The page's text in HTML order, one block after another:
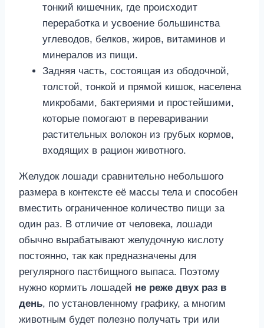
тонкий кишечник, где происходит
переработка и усвоение большинства
углеводов, белков, жиров, витаминов и
минералов из пищи.
Задняя часть, состоящая из ободочной,
толстой, тонкой и прямой кишок, населена
микробами, бактериями и простейшими,
которые помогают в переваривании
растительных волокон из грубых кормов,
входящих в рацион животного.
Желудок лошади сравнительно небольшого
размера в контексте её массы тела и способен
вместить ограниченное количество пищи за
один раз. В отличие от человека, лошади
обычно вырабатывают желудочную кислоту
постоянно, так как предназначены для
регулярного пастбищного выпаса. Поэтому
нужно кормить лошадей не реже двух раз в
день, по установленному графику, а многим
животным будет полезно получать три или